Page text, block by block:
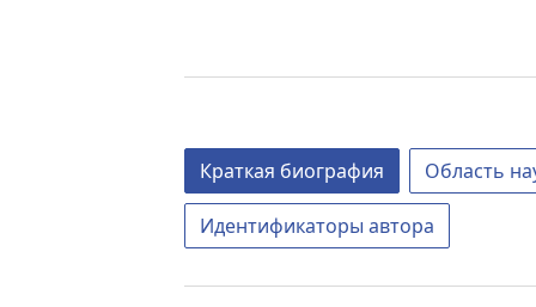
Краткая биография Область
Идентификаторы автора